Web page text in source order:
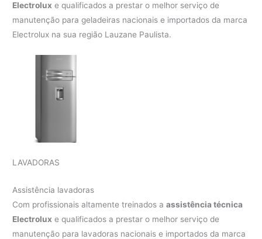
Electrolux e qualificados a prestar o melhor serviço de
manutenção para geladeiras nacionais e importados da marca
Electrolux na sua região Lauzane Paulista.
LAVADORAS
Assistência lavadoras
Com profissionais altamente treinados aassistência técnica
Electrolux e qualificados a prestar o melhor serviço de
manutenção para lavadoras nacionais e importados da marca